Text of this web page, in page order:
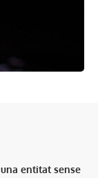
entitat sense